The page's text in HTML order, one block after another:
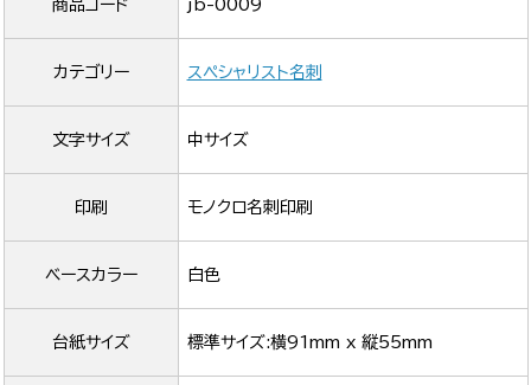
商品コード jb-0009
カテゴリー スペシャリスト名刺
文字サイズ 中サイズ
印刷 モノクロ名刺印刷
ベースカラー 白色
台紙サイズ 標準サイズ:横91mm x 縦55mm